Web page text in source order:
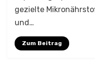
gezielte
und…
Zum Beitrag